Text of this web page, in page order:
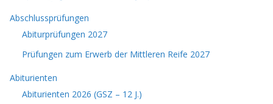
Abschlussprüfungen
Abiturprüfungen 2027
Prüfungen zum Erwerb der Mittleren Reife 2027
Abiturienten
Abiturienten 2026 (GSZ – 12 J.)